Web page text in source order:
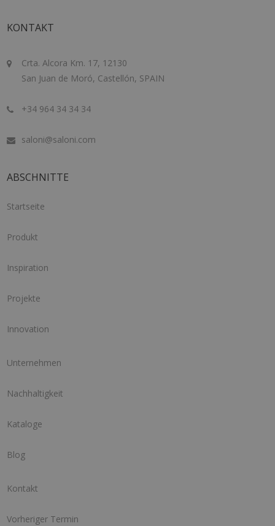
KONTAKT
Crta. Alcora Km. 17, 12130
San Juan de Moró, Castellón, SPAIN
+34 964 34 34 34
saloni@saloni.com
ABSCHNITTE
Startseite
Produkt
Inspiration
Projekte
Innovation
Unternehmen
Nachhaltigkeit
Kataloge
Blog
Kontakt
Vorheriger Termin